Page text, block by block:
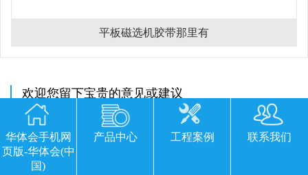
平板磁选机胶带那里有
欢迎您留下宝贵的意见或建议
华体会手机网
页版-华体会(中
国)
产品中心 工程案例 联系我们